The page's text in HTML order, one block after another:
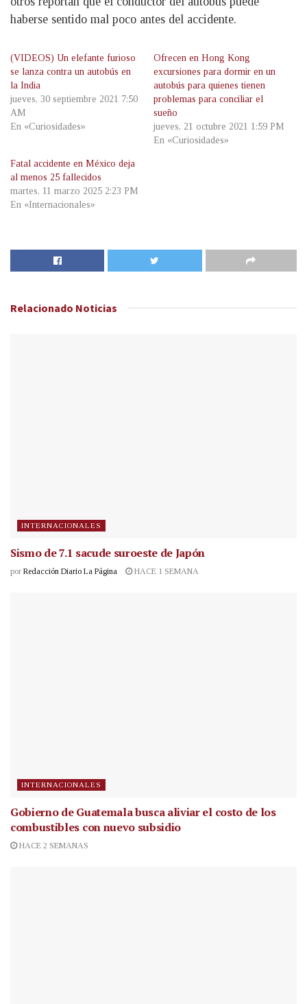
haberse sentido mal poco antes del accidente.
(VIDEOS) Un elefante furioso
se lanza contra un autobús en
la India
jueves, 30 septiembre 2021 7:50
AM
En «Curiosidades»
Ofrecen en Hong Kong
excursiones para dormir en un
autobús para quienes tienen
problemas para conciliar el
sueño
jueves, 21 octubre 2021 1:59 PM
En «Curiosidades»
Fatal accidente en México deja
al menos 25 fallecidos
martes, 11 marzo 2025 2:23 PM
En «Internacionales»
Relacionado Noticias
INTERNACIONALES
Sismo de 7.1 sacude suroeste de Japón
por Redacción Diario La Página HACE 1 SEMANA
INTERNACIONALES
Gobierno de Guatemala busca aliviar el costo de los
combustibles con nuevo subsidio
HACE 2 SEMANAS